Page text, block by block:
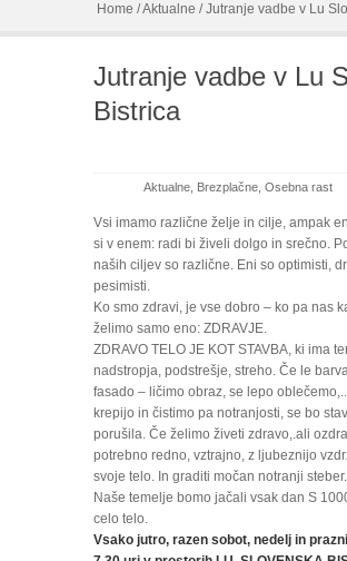
Home /Aktualne /Jutranje vadbe v Lu
Jutranje vadbe v Lu
Bistrica
Aktualne Brezplačne Osebna rast
Vsi imamo različne želje in cilje, ampak
si v enem: radi bi živeli dolgo in srečno.
naših ciljev so različne. Eni so optimisti,
pesimisti.
Ko smo zdravi, je vse dobro – ko pa nas
želimo samo eno: ZDRAVJE.
ZDRAVO TELO JE KOT STAVBA, ki ima
nadstropja, podstrešje, streho. Če le
fasado – ličimo obraz, se lepo
krepijo in čistimo pa notranjosti, se bo
porušila. Če želimo živeti zdravo,.ali
potrebno redno, vztrajno, z ljubeznijo
svoje telo. In graditi močan notranji steber.
Naše temelje bomo jačali vsak dan S
celo telo.
Vsako jutro, razen sobot, nedelj in